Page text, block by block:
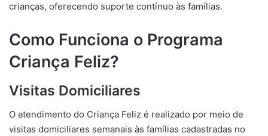
crianças, oferecendo suporte contínuo às famílias.
Como Funciona o Programa
Criança Feliz?
Visitas Domiciliares
O atendimento do Criança Feliz é realizado por meio de
visitas domiciliares semanais às famílias cadastradas no